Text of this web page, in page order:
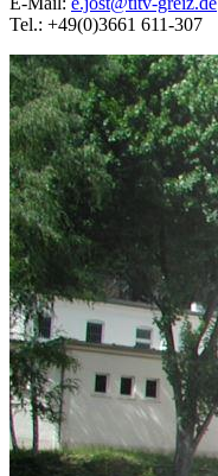
Tel.: +49(0)3661 611-307